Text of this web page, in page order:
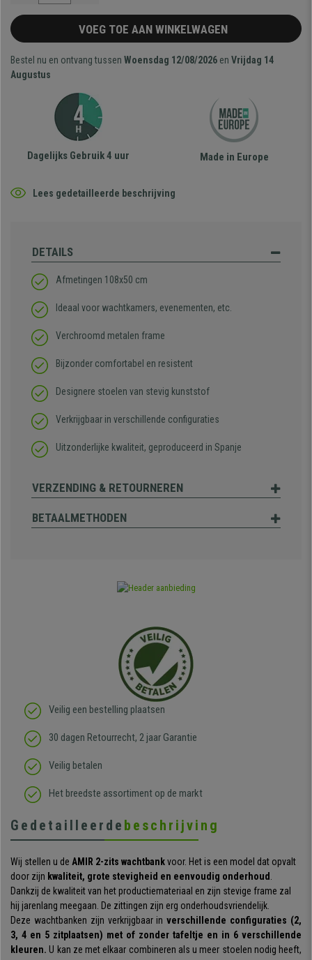
VOEG TOE AAN WINKELWAGEN
Bestel nu en ontvang tussen Woensdag 12/08/2026 en Vrijdag 14
Augustus
Dagelijks Gebruik 4 uur Made in Europe
Lees gedetailleerde beschrijving
DETAILS
Afmetingen 108x50 cm
Ideaal voor wachtkamers, evenementen, etc.
Verchroomd metalen frame
Bijzonder comfortabel en resistent
Designere stoelen van stevig kunststof
Verkrijgbaar in verschillende configuraties
Uitzonderlijke kwaliteit, geproduceerd in Spanje
VERZENDING & RETOURNEREN
BETAALMETHODEN
Veilig een bestelling plaatsen
30 dagen Retourrecht, 2 jaar Garantie
Veilig betalen
Het breedste assortiment op de markt
Gedetailleerde beschrijving
Wij stellen u de AMIR 2-zits wachtbankvoor. Het is een model dat opvalt
door zijn kwaliteit, grote stevigheid en eenvoudig onderhoud .
Dankzij de kwaliteit van het productiemateriaal en zijn stevige frame zal
hij jarenlang meegaan. De zittingen zijn erg onderhoudsvriendelijk.
Deze wachtbanken zijn verkrijgbaar inverschillende configuraties (2,
3, 4 en 5 zitplaatsen) met of zonder tafeltje en in 6 verschillende
kleuren. U kan ze met elkaar combineren als u meer stoelen nodig heeft,